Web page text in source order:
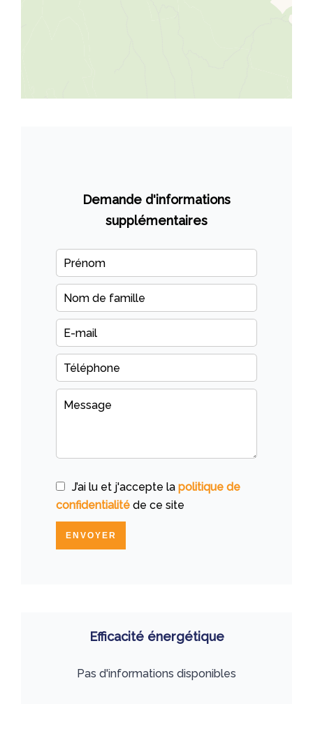
Demande d'informations
supplémentaires
J’ai lu et j'accepte la politique de
confidentialité de ce site
ENVOYER
Efficacité énergétique
Pas d'informations disponibles